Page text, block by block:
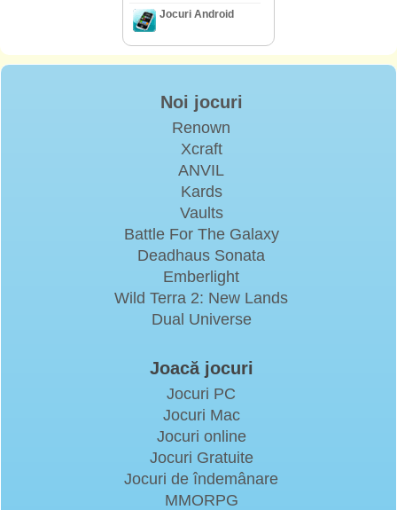
Jocuri Android
Noi jocuri
Renown
Xcraft
ANVIL
Kards
Vaults
Battle For The Galaxy
Deadhaus Sonata
Emberlight
Wild Terra 2: New Lands
Dual Universe
Joacă jocuri
Jocuri PC
Jocuri Mac
Jocuri online
Jocuri Gratuite
Jocuri de îndemânare
MMORPG